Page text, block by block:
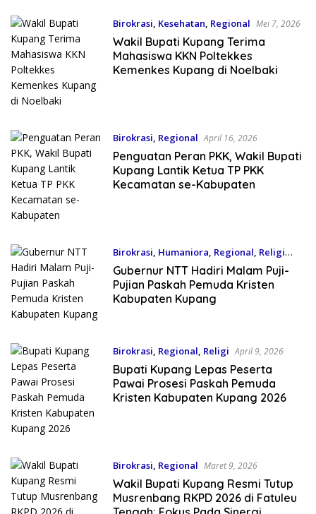
Birokrasi, Kesehatan, Regional Mei 7, 2026
Wakil Bupati Kupang Terima
Mahasiswa KKN Poltekkes
Kemenkes Kupang di Noelbaki
Birokrasi, Regional April 16, 2026
Penguatan Peran PKK, Wakil Bupati
Kupang Lantik Ketua TP PKK
Kecamatan se-Kabupaten
Birokrasi, Humaniora, Regional, Religi
April 9, 2026
Gubernur NTT Hadiri Malam Puji-
Pujian Paskah Pemuda Kristen
Kabupaten Kupang
Birokrasi, Regional, Religi April 9, 2026
Bupati Kupang Lepas Peserta
Pawai Prosesi Paskah Pemuda
Kristen Kabupaten Kupang 2026
Birokrasi, Regional Maret 9, 2026
Wakil Bupati Kupang Resmi Tutup
Musrenbang RKPD 2026 di Fatuleu